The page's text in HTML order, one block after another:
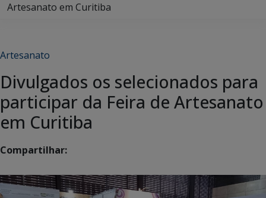
Artesanato em Curitiba
Artesanato
Divulgados os selecionados para
participar da Feira de Artesanato
em Curitiba
Compartilhar: